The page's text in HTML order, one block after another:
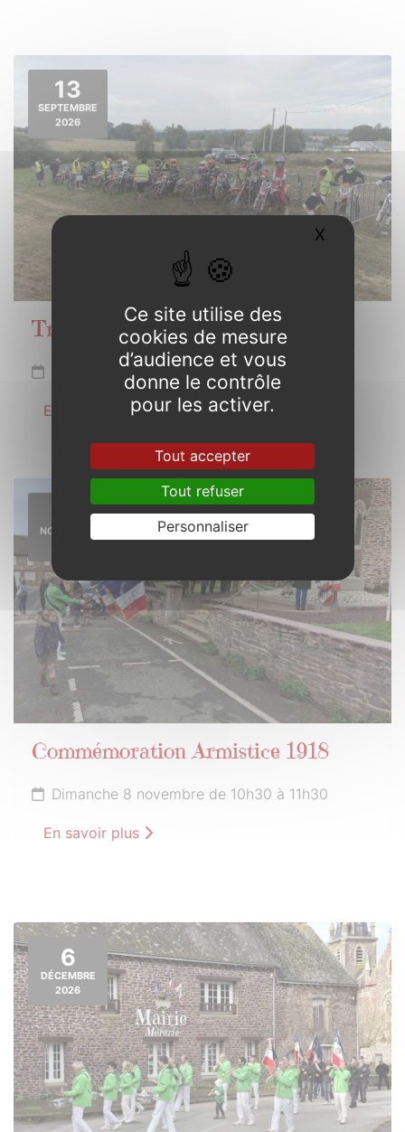
13
SEPTEMBRE
2026
Trophée de Bretagne Motocross
Dimanche 13 septembre
En savoir plus
NOVEMBRE
Commémoration Armistice 1918
Dimanche 8 novembre de 10h30 à 11h30
En savoir plus
6
DÉCEMBRE
2026
Ce site utilise des
cookies de mesure
d’audience et vous
donne le contrôle
pour les activer.
Tout accepter
Tout refuser
Personnaliser
X Masquer